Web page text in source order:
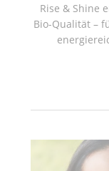
Rise & Shine
Bio-Qualität –